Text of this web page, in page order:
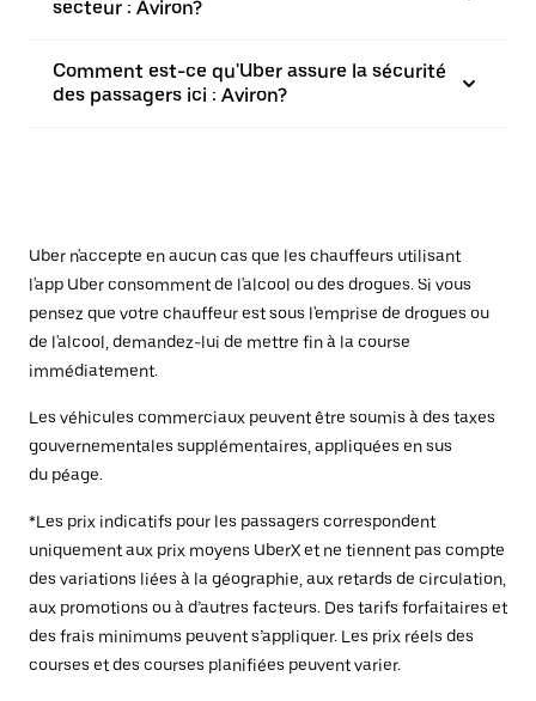
secteur : Aviron?
Comment est-ce qu'Uber assure la sécurité
des passagers ici : Aviron?
Uber n'accepte en aucun cas que les chauffeurs utilisant
l'app Uber consomment de l'alcool ou des drogues. Si vous
pensez que votre chauffeur est sous l'emprise de drogues ou
de l'alcool, demandez-lui de mettre fin à la course
immédiatement.
Les véhicules commerciaux peuvent être soumis à des taxes
gouvernementales supplémentaires, appliquées en sus
du péage.
*Les prix indicatifs pour les passagers correspondent
uniquement aux prix moyens UberX et ne tiennent pas compte
des variations liées à la géographie, aux retards de circulation,
aux promotions ou à d’autres facteurs. Des tarifs forfaitaires et
des frais minimums peuvent s’appliquer. Les prix réels des
courses et des courses planifiées peuvent varier.